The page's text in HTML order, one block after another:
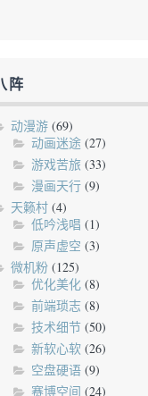
阵
动漫游(69)
动画迷途(27)
游戏苦旅(33)
漫画天行(9)
天籁村(4)
低吟浅唱 (1)
原声虚空 (3)
微机粉(125)
优化美化(8)
前端琐志(8)
技术细节(50)
新软心软(26)
空盘硬语(9)
赛博空间 (24)